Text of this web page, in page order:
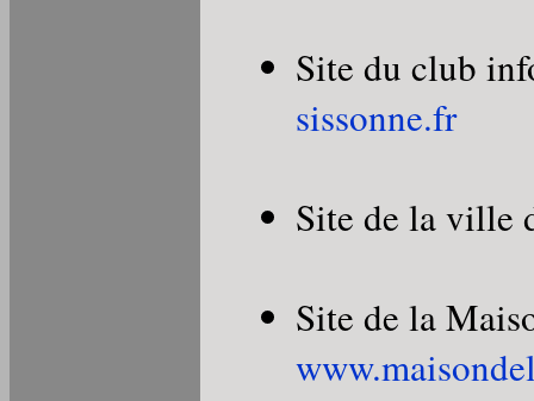
Site du club
sissonne.fr
Site de la
Site de la